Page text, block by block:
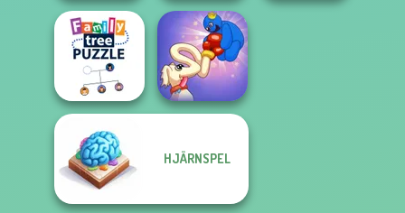
Art Puzzle Master Sort Parking
Family Tree
Puzzle
Long Dog - Long
HJÄRNSPEL